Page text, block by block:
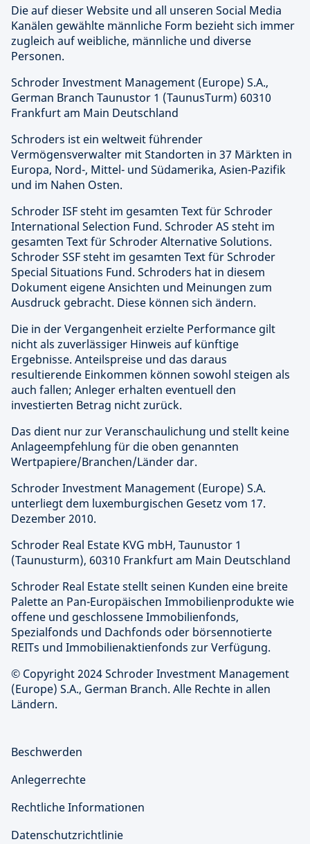
Die auf dieser Website und all unseren Social Media
Kanälen gewählte männliche Form bezieht sich immer
zugleich auf weibliche, männliche und diverse
Personen.
Schroder Investment Management (Europe) S.A.,
German Branch Taunustor 1 (TaunusTurm) 60310
Frankfurt am Main Deutschland
Schroders ist ein weltweit führender
Vermögensverwalter mit Standorten in 37 Märkten in
Europa, Nord-, Mittel- und Südamerika, Asien-Pazifik
und im Nahen Osten.
Schroder ISF steht im gesamten Text für Schroder
International Selection Fund. Schroder AS steht im
gesamten Text für Schroder Alternative Solutions.
Schroder SSF steht im gesamten Text für Schroder
Special Situations Fund. Schroders hat in diesem
Dokument eigene Ansichten und Meinungen zum
Ausdruck gebracht. Diese können sich ändern.
Die in der Vergangenheit erzielte Performance gilt
nicht als zuverlässiger Hinweis auf künftige
Ergebnisse. Anteilspreise und das daraus
resultierende Einkommen können sowohl steigen als
auch fallen; Anleger erhalten eventuell den
investierten Betrag nicht zurück.
Das dient nur zur Veranschaulichung und stellt keine
Anlageempfehlung für die oben genannten
Wertpapiere/Branchen/Länder dar.
Schroder Investment Management (Europe) S.A.
unterliegt dem luxemburgischen Gesetz vom 17.
Dezember 2010.
Schroder Real Estate KVG mbH, Taunustor 1
(Taunusturm), 60310 Frankfurt am Main Deutschland
Schroder Real Estate stellt seinen Kunden eine breite
Palette an Pan-Europäischen Immobilienprodukte wie
offene und geschlossene Immobilienfonds,
Spezialfonds und Dachfonds oder börsennotierte
REITs und Immobilienaktienfonds zur Verfügung.
© Copyright 2024 Schroder Investment Management
(Europe) S.A., German Branch. Alle Rechte in allen
Ländern.
Beschwerden
Anlegerrechte
Rechtliche Informationen
Datenschutzrichtlinie